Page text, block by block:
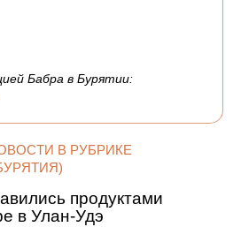
Бабра в Бурятии:
В РУБРИКЕ
продуктами
в Улан-Удэ